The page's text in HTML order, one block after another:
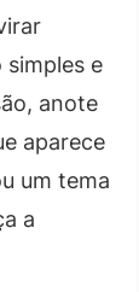
simples e
anote
aparece
um tema
a